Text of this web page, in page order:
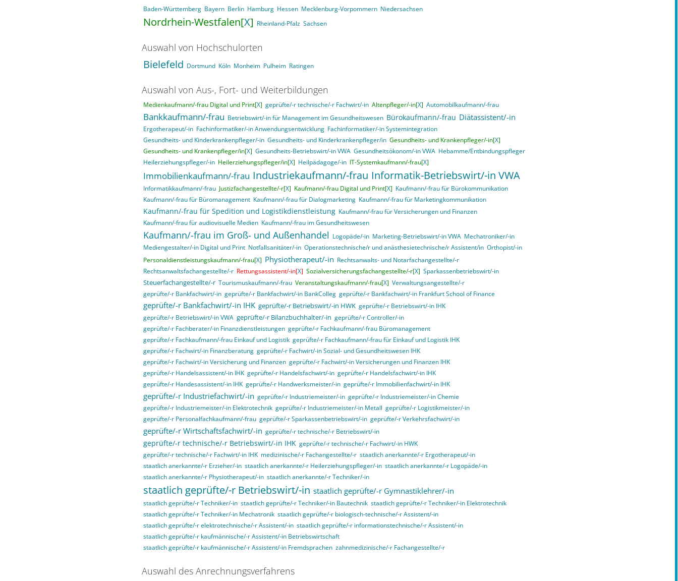
Baden-Württemberg Bayern Berlin Hamburg Hessen Mecklenburg-Vorpommern Niedersachsen
Nordrhein-Westfalen[X] Rheinland-Pfalz Sachsen
Auswahl von Hochschulorten
Bielefeld Dortmund Köln Monheim Pulheim Ratingen
Auswahl von Aus-, Fort- und Weiterbildungen
Medienkaufmann/-frau Digital und Print[X] geprüfte/-r technische/-r Fachwirt/-in Altenpfleger/-in[X] Automobilkaufmann/-frau
Bankkaufmann/-frau Betriebswirt/-in für Management im Gesundheitswesen Bürokaufmann/-frau Diätassistent/-in
Ergotherapeut/-in Fachinformatiker/-in Anwendungsentwicklung Fachinformatiker/-in Systemintegration
Gesundheits- und Kinderkrankenpfleger/-in Gesundheits- und Kinderkrankenpfleger/in Gesundheits- und Krankenpfleger/-in[X]
Gesundheits- und Krankenpfleger/in[X] Gesundheits-Betriebswirt/-in VWA Gesundheitsökonom/-in VWA Hebamme/Entbindungspfleger
Heilerziehungspfleger/-in Heilerziehungspfleger/in[X] Heilpädagoge/-in IT-Systemkaufmann/-frau[X]
Immobilienkaufmann/-frau Industriekaufmann/-frau Informatik-Betriebswirt/-in VWA
Informatikkaufmann/-frau Justizfachangestellte/-r[X] Kaufmann/-frau Digital und Print[X] Kaufmann/-frau für Bürokommunikation
Kaufmann/-frau für Büromanagement Kaufmann/-frau für Dialogmarketing Kaufmann/-frau für Marketingkommunikation
Kaufmann/-frau für Spedition und Logistikdienstleistung Kaufmann/-frau für Versicherungen und Finanzen
Kaufmann/-frau für audiovisuelle Medien Kaufmann/-frau im Gesundheitswesen
Kaufmann/-frau im Groß- und Außenhandel Logopäde/-in Marketing-Betriebswirt/-in VWA Mechatroniker/-in
Mediengestalter/-in Digital und Print Notfallsanitäter/-in Operationstechnische/r und anästhesietechnische/r Assistent/in Orthopist/-in
Personaldienstleistungskaufmann/-frau[X] Physiotherapeut/-in Rechtsanwalts- und Notarfachangestellte/-r
Rechtsanwaltsfachangestellte/-r Rettungsassistent/-in[X] Sozialversicherungsfachangestellte/-r[X] Sparkassenbetriebswirt/-in
Steuerfachangestellte/-r Tourismuskaufmann/-frau Veranstaltungskaufmann/-frau[X] Verwaltungsangestellte/-r
geprüfte/-r Bankfachwirt/-in geprüfte/-r Bankfachwirt/-in BankColleg geprüfte/-r Bankfachwirt/-in Frankfurt School of Finance
geprüfte/-r Bankfachwirt/-in IHK geprüfte/-r Betriebswirt/-in HWK geprüfte/-r Betriebswirt/-in IHK
geprüfte/-r Betriebswirt/-in VWA geprüfte/-r Bilanzbuchhalter/-in geprüfte/-r Controller/-in
geprüfte/-r Fachberater/-in Finanzdienstleistungen geprüfte/-r Fachkaufmann/-frau Büromanagement
geprüfte/-r Fachkaufmann/-frau Einkauf und Logistik geprüfte/-r Fachkaufmann/-frau für Einkauf und Logistik IHK
geprüfte/-r Fachwirt/-in Finanzberatung geprüfte/-r Fachwirt/-in Sozial- und Gesundheitswesen IHK
geprüfte/-r Fachwirt/-in Versicherung und Finanzen geprüfte/-r Fachwirt/-in Versicherungen und Finanzen IHK
geprüfte/-r Handelsassistent/-in IHK geprüfte/-r Handelsfachwirt/-in geprüfte/-r Handelsfachwirt/-in IHK
geprüfte/-r Handesassistent/-in IHK geprüfte/-r Handwerksmeister/-in geprüfte/-r Immobilienfachwirt/-in IHK
geprüfte/-r Industriefachwirt/-in geprüfte/-r Industriemeister/-in geprüfte/-r Industriemeister/-in Chemie
geprüfte/-r Industriemeister/-in Elektrotechnik geprüfte/-r Industriemeister/-in Metall geprüfte/-r Logistikmeister/-in
geprüfte/-r Personalfachkaufmann/-frau geprüfte/-r Sparkassenbetriebswirt/-in geprüfte/-r Verkehrsfachwirt/-in
geprüfte/-r Wirtschaftsfachwirt/-in geprüfte/-r technische/-r Betriebswirt/-in
geprüfte/-r technische/-r Betriebswirt/-in IHK geprüfte/-r technische/-r Fachwirt/-in HWK
geprüfte/-r technische/-r Fachwirt/-in IHK medizinische/-r Fachangestellte/-r staatlich anerkannte/-r Ergotherapeut/-in
staatlich anerkannte/-r Erzieher/-in staatlich anerkannte/-r Heilerziehungspfleger/-in staatlich anerkannte/-r Logopäde/-in
staatlich anerkannte/-r Physiotherapeut/-in staatlich anerkannte/-r Techniker/-in
staatlich geprüfte/-r Betriebswirt/-in staatlich geprüfte/-r Gymnastiklehrer/-in
staatlich geprüfte/-r Techniker/-in staatlich geprüfte/-r Techniker/-in Bautechnik staatlich geprüfte/-r Techniker/-in Elektrotechnik
staatlich geprüfte/-r Techniker/-in Mechatronik staatlich geprüfte/-r biologisch-technische/-r Assistent/-in
staatlich geprüfte/-r elektrotechnische/-r Assistent/-in staatlich geprüfte/-r informationstechnische/-r Assistent/-in
staatlich geprüfte/-r kaufmännische/-r Assistent/-in Betriebswirtschaft
staatlich geprüfte/-r kaufmännische/-r Assistent/-in Fremdsprachen zahnmedizinische/-r Fachangestellte/-r
Auswahl des Anrechnungsverfahrens